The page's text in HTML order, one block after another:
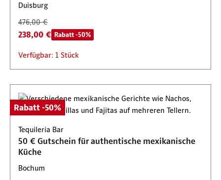
Duisburg
476,00 €
238,00 € Rabatt -50%
Verfügbar: 1 Stück
Rabatt -50%
Tequileria Bar
50 € Gutschein für authentische mexikanische
Küche
Bochum